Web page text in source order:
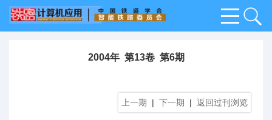
2004年 第13卷 第6期
上一期 | 下一期 | 返回过刊浏览